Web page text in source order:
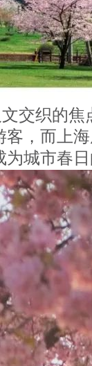
交织的焦
客，而 上
城市春日